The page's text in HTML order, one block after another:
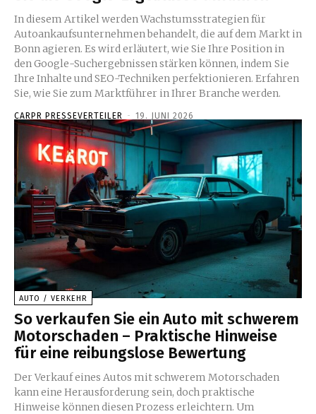
In diesem Artikel werden Wachstumsstrategien für
Autoankaufsunternehmen behandelt, die auf dem Markt in
Bonn agieren. Es wird erläutert, wie Sie Ihre Position in
den Google-Suchergebnissen stärken können, indem Sie
Ihre Inhalte und SEO-Techniken perfektionieren. Erfahren
Sie, wie Sie zum Marktführer in Ihrer Branche werden.
CARPR PRESSEVERTEILER - 19. JUNI 2026
AUTO / VERKEHR
So verkaufen Sie ein Auto mit schwerem
Motorschaden – Praktische Hinweise
für eine reibungslose Bewertung
Der Verkauf eines Autos mit schwerem Motorschaden
kann eine Herausforderung sein, doch praktische
Hinweise können diesen Prozess erleichtern. Um